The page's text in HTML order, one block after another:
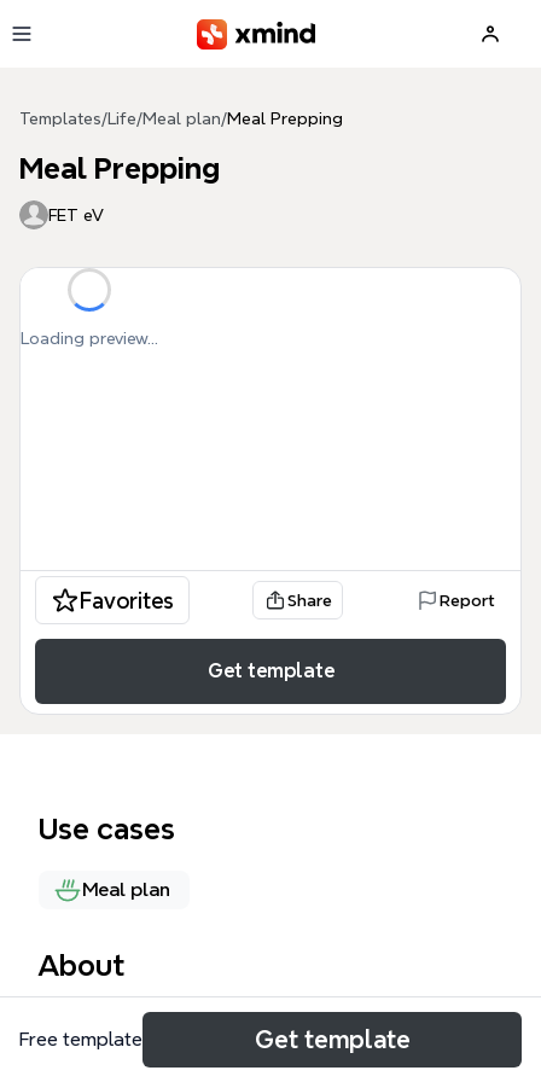
Templates/ Life/Meal plan/Meal Prepping
Meal Prepping
FET eV
Loading preview...
Favorites Share Report
Get template
Use cases
Meal plan
About
Die Meal Prepping Mindmap von Xmind bietet eine
umfassende Schritt-für-Schritt-Anleitung mit 68
Free template Get template